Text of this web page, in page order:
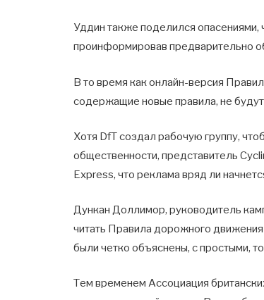
Уддин также поделился опасениями,
проинформировав предварительно
В то время как онлайн-версия
содержащие новые правила, не
Хотя DfT создал рабочую группу,
общественности, представитель
Express, что реклама вряд ли
Дункан Доллимор, руководитель
читать Правила дорожного
были четко объяснены, с простыми,
Тем временем Ассоциация